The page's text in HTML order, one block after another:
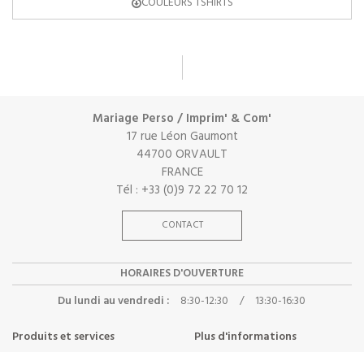
Mariage Perso / Imprim' & Com'
17 rue Léon Gaumont
44700 ORVAULT
FRANCE
Tél : +33 (0)9 72 22 70 12
CONTACT
HORAIRES D'OUVERTURE
Du lundi au vendredi :
8:30-12:30 / 13:30-16:30
Produits et services
Plus d'informations